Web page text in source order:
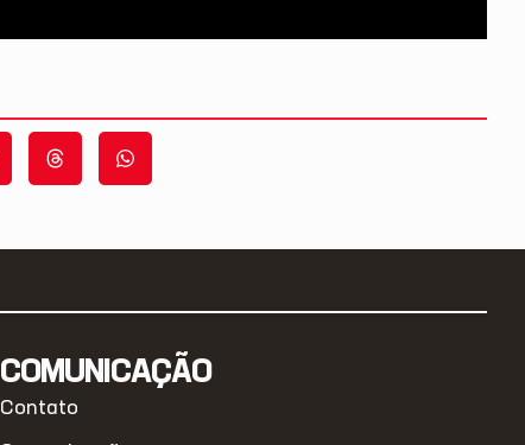
COMUNICAÇÃO
Contato